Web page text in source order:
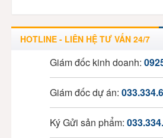
HOTLINE - LIÊN HỆ TƯ VẤN 24/7
Giám đốc kinh doanh:
Giám đốc dự án:
Ký Gửi sản phẩm: